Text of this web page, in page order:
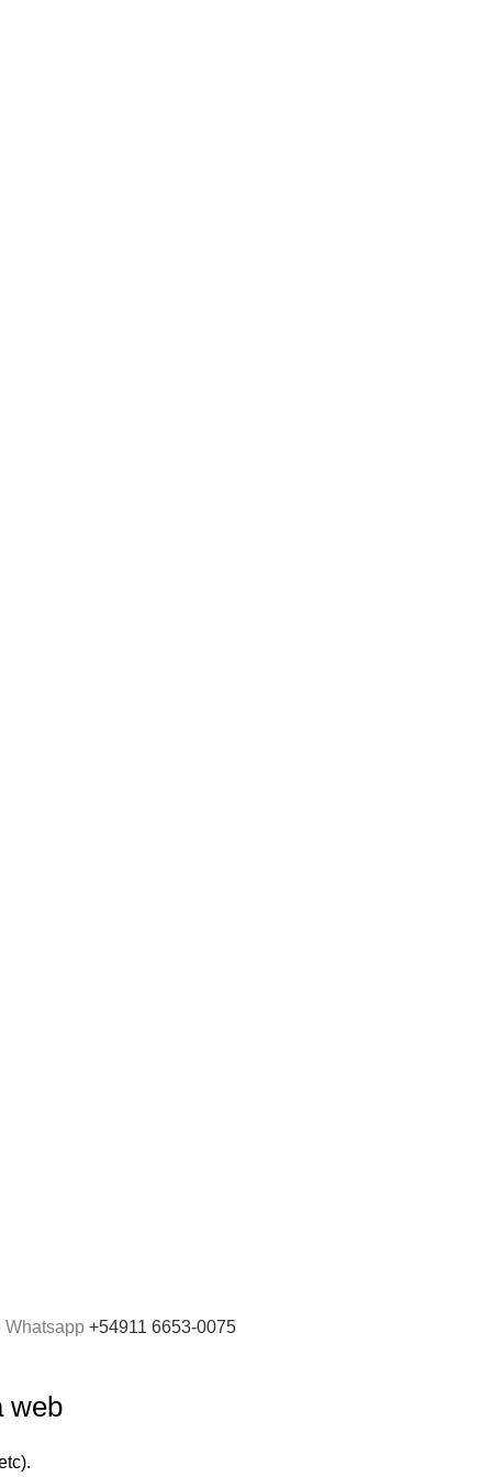
Whatsapp +54911 6653-0075
web